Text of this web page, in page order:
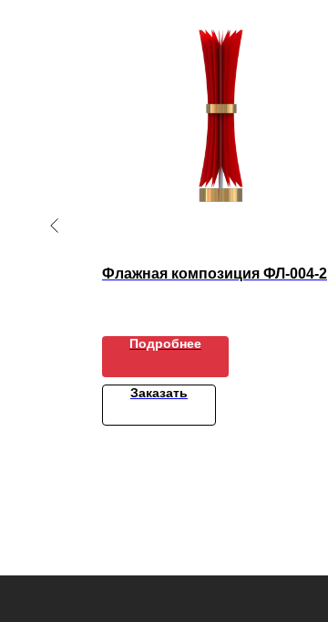
Флажная композиция ФЛ-004-2
Подробнее
Заказать